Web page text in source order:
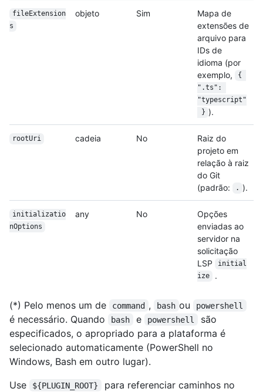
fileExtension
s
objeto Sim
Mapa de
extensões de
arquivo para
IDs de
idioma (por
exemplo,
{
".ts":
"typescript"
} ).
rootUri cadeia No
Raiz do
projeto em
relação à raiz
do Git
(padrão:
. ).
initializatio
nOptions
any No
Opções
enviadas ao
servidor na
solicitação
LSP
initial
ize
.
(*) Pelo menos um de command , bash ou powershell
é necessário. Quando bash e powershell
são
especificados, o apropriado para a plataforma é
selecionado automaticamente (PowerShell no
Windows, Bash em outro lugar).
Use
${PLUGIN_ROOT}
para referenciar caminhos no